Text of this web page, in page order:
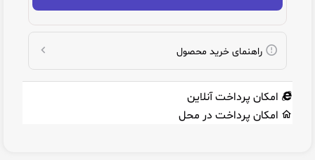
راهنمای خرید محصول
امکان پرداخت آنلاین
امکان پرداخت در محل